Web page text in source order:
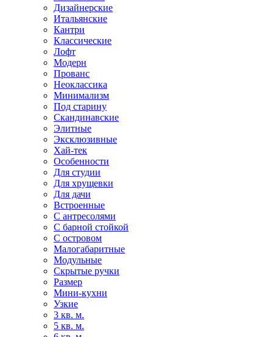
Дизайнерские
Итальянские
Кантри
Классические
Лофт
Модерн
Прованс
Неоклассика
Минимализм
Под старину
Скандинавские
Элитные
Эксклюзивные
Хай-тек
Особенности
Для студии
Для хрущевки
Для дачи
Встроенные
С антресолями
С барной стойкой
С островом
Малогабаритные
Модульные
Скрытые ручки
Размер
Мини-кухни
Узкие
3 кв. м.
5 кв. м.